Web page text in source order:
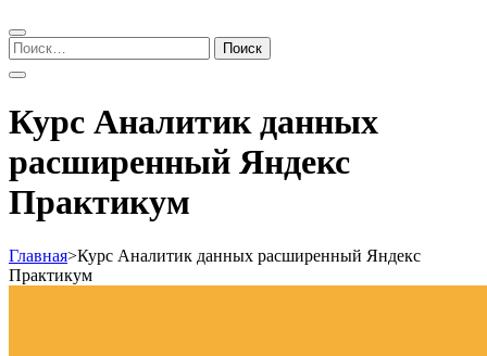
Найти:
Курс Аналитик данных
расширенный Яндекс
Практикум
Главная>Курс Аналитик данных расширенный Яндекс
Практикум